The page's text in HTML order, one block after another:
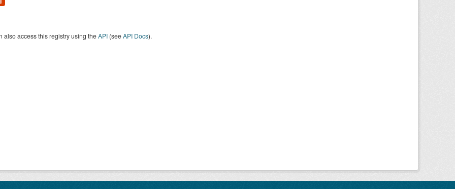
also access this registry using theAPI(seeAPI Docs).